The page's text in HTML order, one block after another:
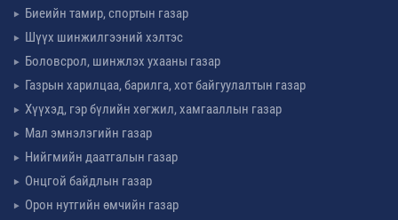
Биеийн тамир, спортын газар
Шүүх шинжилгээний хэлтэс
Боловсрол, шинжлэх ухааны газар
Газрын харилцаа, барилга, хот байгуулалтын газар
Хүүхэд, гэр бүлийн хөгжил, хамгааллын газар
Мал эмнэлэгийн газар
Нийгмийн даатгалын газар
Онцгой байдлын газар
Орон нутгийн өмчийн газар